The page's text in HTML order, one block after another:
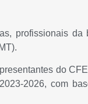
profissionais
do
2026, com